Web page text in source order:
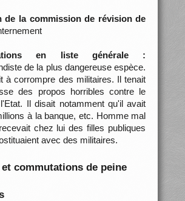
de la commission de révision de
en liste générale :
de la plus dangereuse espèce.
à corrompre des militaires. Il tenait
des propos horribles contre le
Il disait notamment qu'il avait
à la banque, etc. Homme mal
chez lui des filles publiques
avec des militaires.
et commutations de peine